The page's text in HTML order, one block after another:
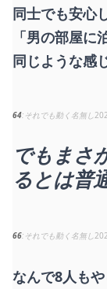
同士でも安心
「男の部屋
同じような感
64 それでも動く名無し
でもまさ
るとは普
66 それでも動く名無し
なんで8人も